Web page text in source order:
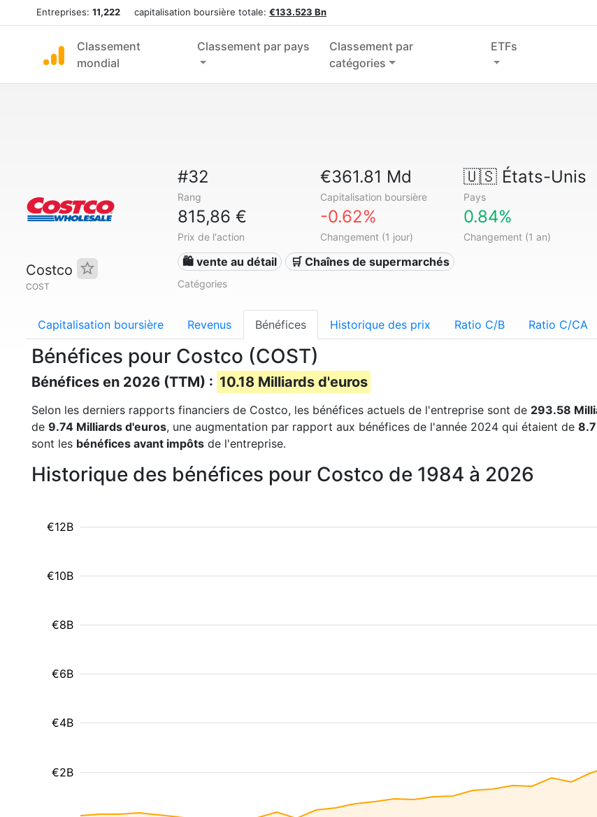
Entreprises: 11,222 capitalisation boursière totale: €133.523 Bn
Classement
mondial
Classement par pays
Classement par
catégories
ETFs
Costco
COST
#32
Rang
€361.81 Md
Capitalisation boursière
🇺🇸États-Unis
Pays
815,86 €
Prix de l'action
-0.62%
Changement (1 jour)
0.84%
Changement (1 an)
🛍️ vente au détail 🛒 Chaînes de supermarchés
Catégories
Capitalisation boursière Revenus Bénéfices Historique des prix Ratio C/B Ratio C/CA
Bénéfices pour Costco (COST)
Bénéfices en 2026 (TTM) : 10.18 Milliards d'euros
Selon les derniers rapports financiers de Costco, les bénéfices actuels de l'entreprise sont de 293.58
de 9.74 Milliards d'euros, une augmentation par rapport aux bénéfices de l'année 2024 qui étaient de
sont les bénéfices avant impôts de l'entreprise.
Historique des bénéfices pour Costco de 1984 à 2026
€2B
€4B
€6B
€8B
€10B
€12B